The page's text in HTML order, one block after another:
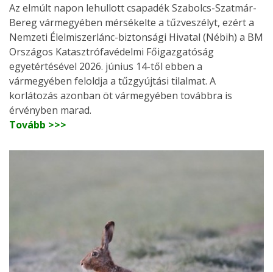
Az elmúlt napon lehullott csapadék Szabolcs-Szatmár-
Bereg vármegyében mérsékelte a tűzveszélyt, ezért a
Nemzeti Élelmiszerlánc-biztonsági Hivatal (Nébih) a BM
Országos Katasztrófavédelmi Főigazgatóság
egyetértésével 2026. június 14-től ebben a
vármegyében feloldja a tűzgyújtási tilalmat. A
korlátozás azonban öt vármegyében továbbra is
érvényben marad.
Tovább >>>